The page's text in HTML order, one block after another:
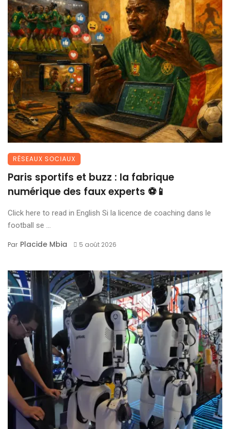
RÉSEAUX SOCIAUX
Paris sportifs et buzz : la fabrique
numérique des faux experts ⚽📱
Click here to read in English Si la licence de coaching dans le
football se ...
Par Placide Mbia 5 août 2026